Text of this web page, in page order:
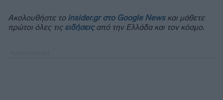
Ακολουθήστε το insider.gr στο Google Newsκαι μάθετε
πρώτοι όλες τις ειδήσειςαπό την Ελλάδα και τον κόσμο.